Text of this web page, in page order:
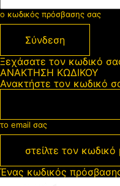
ο κωδικός πρόσβασης σας
Ξεχάσατε τον κωδικό
ΑΝΑΚΤΗΣΗ ΚΩΔΙΚΟΥ
Ανακτήστε τον κωδικό
το email σας
Ένας κωδικός